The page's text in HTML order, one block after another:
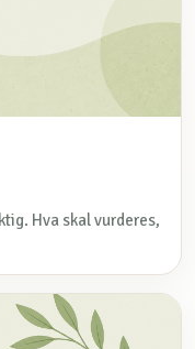
Hva skal vurderes,